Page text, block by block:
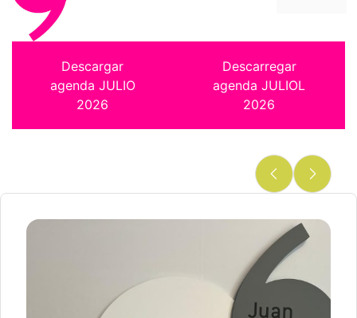
Descargar
agenda JULIO
2026
Descarregar
agenda JULIOL
2026